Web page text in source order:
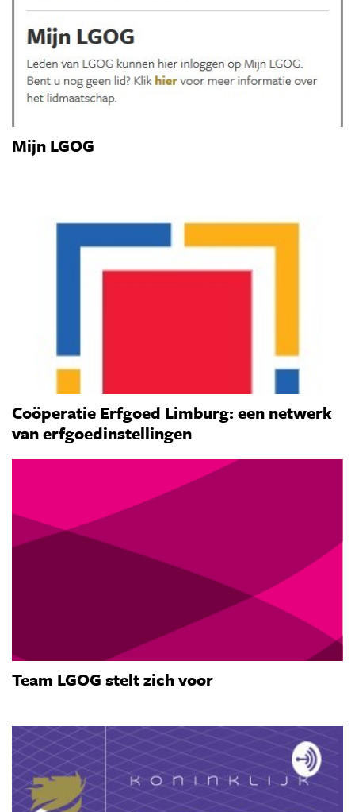
Mijn LGOG
Coöperatie Erfgoed Limburg: een netwerk
van erfgoedinstellingen
Team LGOG stelt zich voor